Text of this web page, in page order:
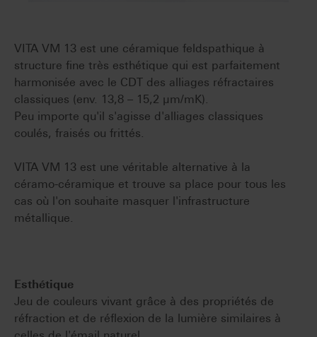
VITA VM 13 est une céramique feldspathique à
structure fine très esthétique qui est parfaitement
harmonisée avec le CDT des alliages réfractaires
classiques (env. 13,8 – 15,2 µm/mK).
Peu importe qu'il s'agisse d'alliages classiques
coulés, fraisés ou frittés.
VITA VM 13 est une véritable alternative à la
céramo-céramique et trouve sa place pour tous les
cas où l'on souhaite masquer l'infrastructure
métallique.
Esthétique
Jeu de couleurs vivant grâce à des propriétés de
réfraction et de réflexion de la lumière similaires à